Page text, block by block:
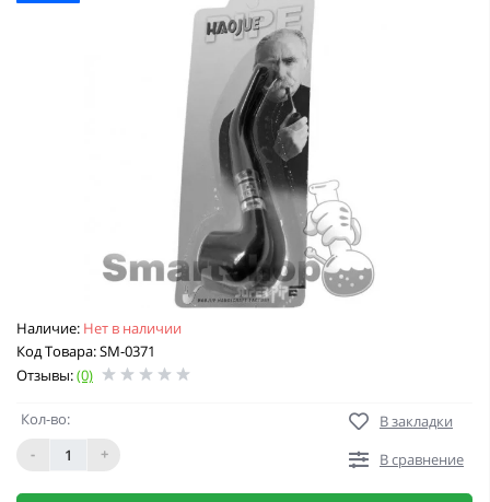
Наличие: Нет в наличии
Код Товара: SM-0371
Отзывы:(0)
Кол-во:
-
+
В закладки
В сравнение